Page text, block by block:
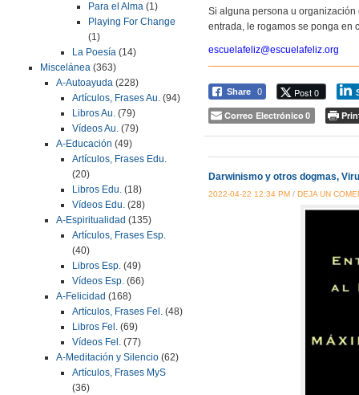
Para el Alma (1)
Playing For Change
(1)
La Poesía (14)
Miscelánea (363)
A-Autoayuda (228)
Artículos, Frases Au. (94)
Libros Au. (79)
Vídeos Au. (79)
A-Educación (49)
Artículos, Frases Edu.
(20)
Libros Edu. (18)
Vídeos Edu. (28)
A-Espiritualidad (135)
Artículos, Frases Esp.
(40)
Libros Esp. (49)
Vídeos Esp. (66)
A-Felicidad (168)
Artículos, Frases Fel. (48)
Libros Fel. (69)
Vídeos Fel. (77)
A-Meditación y Silencio (62)
Artículos, Frases MyS
(36)
Si alguna persona u
entrada, le rogamos se ponga en
escuelafeliz@escuelafeliz.org
Share 0 Post 0
Correo Electrónico 0
Darwinismo y otros dogmas,
2022-04-22 12:34 PM / DEJA UN